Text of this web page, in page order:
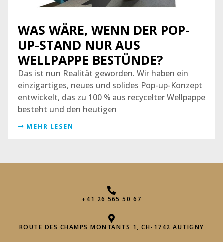
WAS WÄRE, WENN DER POP-
UP-STAND NUR AUS
WELLPAPPE BESTÜNDE?
Das ist nun Realität geworden. Wir haben ein
einzigartiges, neues und solides Pop-up-Konzept
entwickelt, das zu 100 % aus recycelter Wellpappe
besteht und den heutigen
MEHR LESEN
+41 26 565 50 67
ROUTE DES CHAMPS MONTANTS 1, CH-1742 AUTIGNY